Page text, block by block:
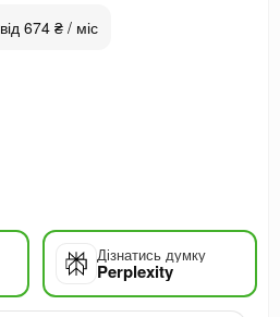
від 674 ₴ / міс
Дізнатись думку
Perplexity